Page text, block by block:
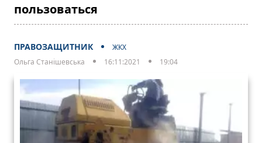
пользоваться
ПРАВОЗАЩИТНИК
ЖКХ
Ольга Станішевська
16:11:2021 19:04